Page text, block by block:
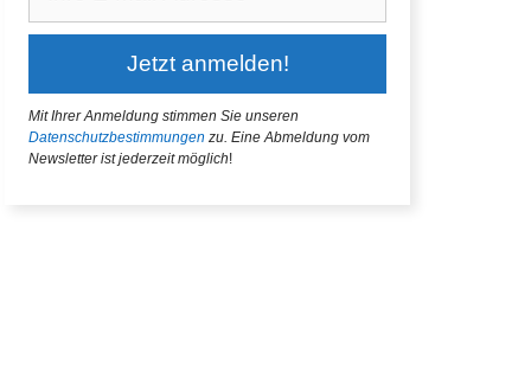
Mit Ihrer Anmeldung stimmen Sie unseren
Datenschutzbestimmungen zu. Eine Abmeldung vom
Newsletter ist jederzeit möglich!